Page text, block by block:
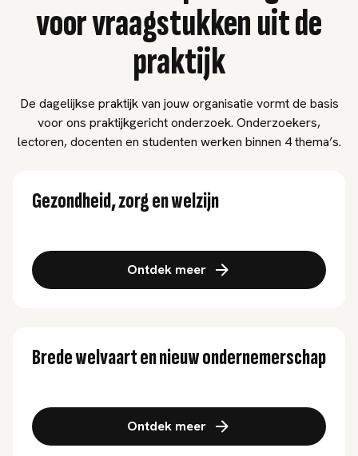
voor vraagstukken uit de
praktijk
De dagelijkse praktijk van jouw organisatie vormt de basis
voor ons praktijkgericht onderzoek. Onderzoekers,
lectoren, docenten en studenten werken binnen 4 thema’s.
Gezondheid, zorg en welzijn
Ontdek meer
Brede welvaart en nieuw ondernemerschap
Ontdek meer